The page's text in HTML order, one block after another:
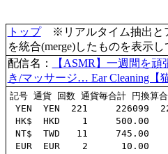
トップ※リアルタイム抽出と
を統合(merge)したものを表示し
配信名：
【ASMR】一週間を
き/マッサージ… Ear Cleaning【
記号 通貨 回数 通貨毎合計 円換算
YEN  YEN  221     226099
HK$  HKD    1     500.00
NT$  TWD   11     745.00
EUR  EUR    2      10.00